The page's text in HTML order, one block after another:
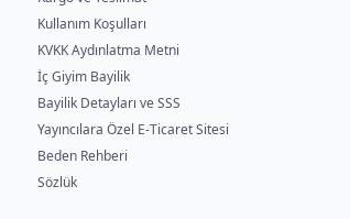
Kullanım Koşulları
KVKK Aydınlatma Metni
İç Giyim Bayilik
Bayilik Detayları ve SSS
Yayıncılara Özel E-Ticaret Sitesi
Beden Rehberi
Sözlük